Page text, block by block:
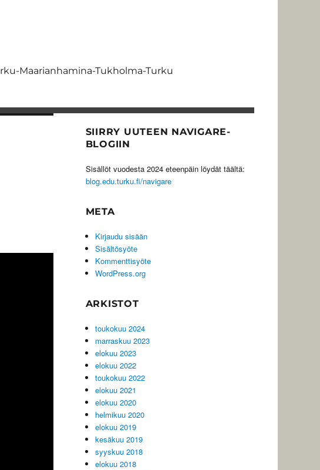
Maarianhamina-Tukholma-Turku
SIIRRY UUTEEN NAVIGARE-
BLOGIIN
Sisällöt vuodesta 2024 eteenpäin löydät täältä:
blog.edu.turku.fi/navigare
META
Kirjaudu sisään
Sisältösyöte
Kommenttisyöte
WordPress.org
ARKISTOT
toukokuu 2024
marraskuu 2023
elokuu 2023
elokuu 2022
toukokuu 2022
elokuu 2021
elokuu 2020
helmikuu 2020
elokuu 2019
kesäkuu 2019
syyskuu 2018
elokuu 2018